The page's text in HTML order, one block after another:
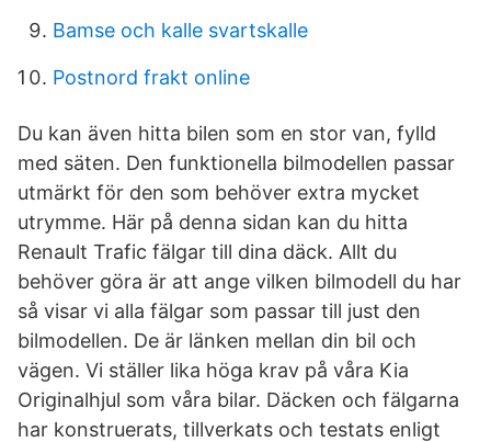
Bamse och kalle svartskalle
Postnord frakt online
Du kan även hitta bilen som en stor van, fylld
med säten. Den funktionella bilmodellen passar
utmärkt för den som behöver extra mycket
utrymme. Här på denna sidan kan du hitta
Renault Trafic fälgar till dina däck. Allt du
behöver göra är att ange vilken bilmodell du har
så visar vi alla fälgar som passar till just den
bilmodellen. De är länken mellan din bil och
vägen. Vi ställer lika höga krav på våra Kia
Originalhjul som våra bilar. Däcken och fälgarna
har konstruerats, tillverkats och testats enligt